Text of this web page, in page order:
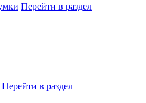
Перейти в раздел
Перейти в раздел